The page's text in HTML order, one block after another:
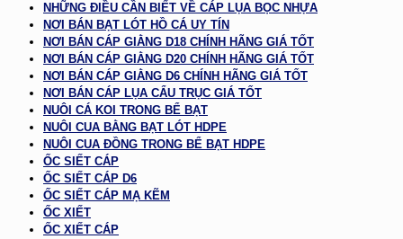
NHỮNG ĐIỀU CẦN BIẾT VỀ CÁP LỤA BỌC NHỰA
NƠI BÁN BẠT LÓT HỒ CÁ UY TÍN
NƠI BÁN CÁP GIẰNG D18 CHÍNH HÃNG GIÁ TỐT
NƠI BÁN CÁP GIẰNG D20 CHÍNH HÃNG GIÁ TỐT
NƠI BÁN CÁP GIẰNG D6 CHÍNH HÃNG GIÁ TỐT
NƠI BÁN CÁP LỤA CẨU TRỤC GIÁ TỐT
NUÔI CÁ KOI TRONG BỂ BẠT
NUÔI CUA BẰNG BẠT LÓT HDPE
NUÔI CUA ĐỒNG TRONG BỂ BẠT HDPE
ỐC SIẾT CÁP
ỐC SIẾT CÁP D6
ỐC SIẾT CÁP MẠ KẼM
ỐC XIẾT
ỐC XIẾT CÁP